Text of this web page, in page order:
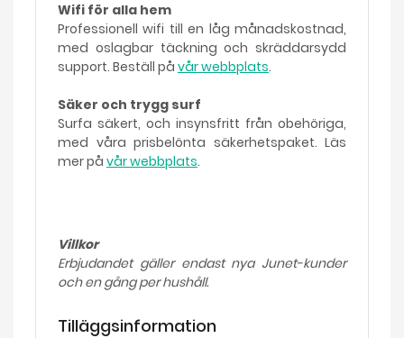
Wifi för alla hem
Professionell wifi till en låg månadskostnad,
med oslagbar täckning och skräddarsydd
support. Beställ på vår webbplats.
Säker och trygg surf
Surfa säkert, och insynsfritt från obehöriga,
med våra prisbelönta säkerhetspaket. Läs
mer på vår webbplats.
Villkor
Erbjudandet gäller endast nya Junet-kunder
och en gång per hushåll.
Tilläggsinformation